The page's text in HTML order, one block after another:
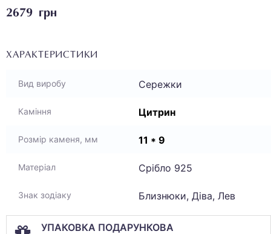
2679 грн
ХАРАКТЕРИСТИКИ
Вид виробу Сережки
Каміння Цитрин
Розмір каменя, мм 11 * 9
Матеріал Срібло 925
Знак зодіаку Близнюки, Діва, Лев
УПАКОВКА ПОДАРУНКОВА